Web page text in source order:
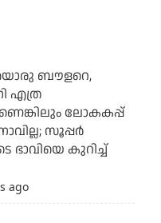
ബൗളറെ,
എത്ര
ലോകകപ്പ്
സൂപ്പര്‍
ഭാവിയെ കുറിച്ച്
ago